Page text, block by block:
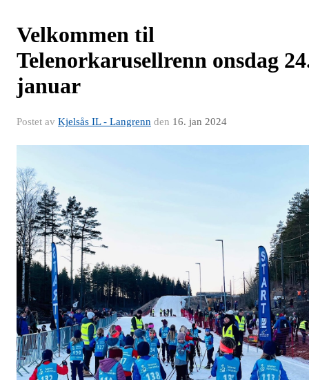
Velkommen til
Telenorkarusellrenn onsdag
januar
Postet av Kjelsås IL - Langrenn den 16. jan 2024